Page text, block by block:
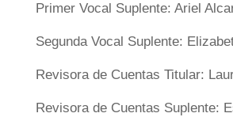
Primer Vocal Suplente: Ariel
Segunda Vocal Suplente:
Revisora de Cuentas Titular:
Revisora de Cuentas Suplente: